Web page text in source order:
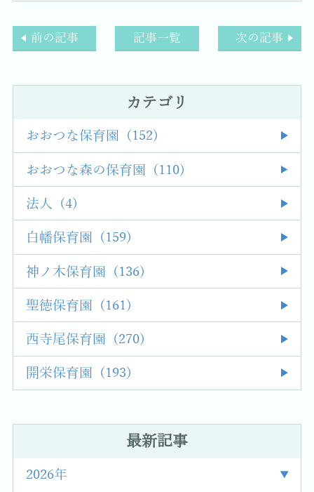
前の記事 記事一覧 次の記事
カテゴリ
おおつな保育園 (152)
おおつな森の保育園 (110)
法人 (4)
白幡保育園 (159)
神ノ木保育園 (136)
聖徳保育園 (161)
西寺尾保育園 (270)
開栄保育園 (193)
最新記事
2026年